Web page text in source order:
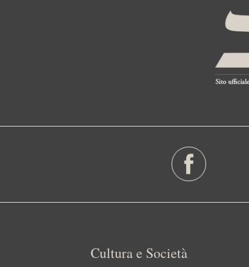
Cultura e Società